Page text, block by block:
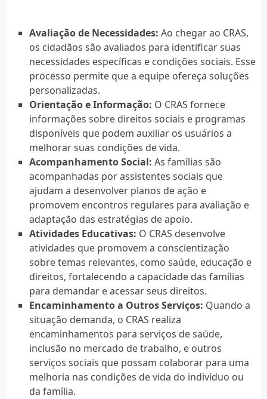
Avaliação de Necessidades: Ao chegar ao CRAS,
os cidadãos são avaliados para identificar suas
necessidades específicas e condições sociais. Esse
processo permite que a equipe ofereça soluções
personalizadas.
Orientação e Informação: O CRAS fornece
informações sobre direitos sociais e programas
disponíveis que podem auxiliar os usuários a
melhorar suas condições de vida.
Acompanhamento Social: As famílias são
acompanhadas por assistentes sociais que
ajudam a desenvolver planos de ação e
promovem encontros regulares para avaliação e
adaptação das estratégias de apoio.
Atividades Educativas: O CRAS desenvolve
atividades que promovem a conscientização
sobre temas relevantes, como saúde, educação e
direitos, fortalecendo a capacidade das famílias
para demandar e acessar seus direitos.
Encaminhamento a Outros Serviços: Quando a
situação demanda, o CRAS realiza
encaminhamentos para serviços de saúde,
inclusão no mercado de trabalho, e outros
serviços sociais que possam colaborar para uma
melhoria nas condições de vida do indivíduo ou
da família.